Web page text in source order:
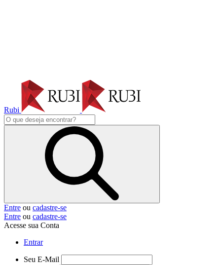
Rubi
Entre ou cadastre-se
Entre ou cadastre-se
Acesse sua Conta
Entrar
Seu E-Mail